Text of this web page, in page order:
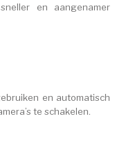
en aangenamer
en automatisch
te schakelen.